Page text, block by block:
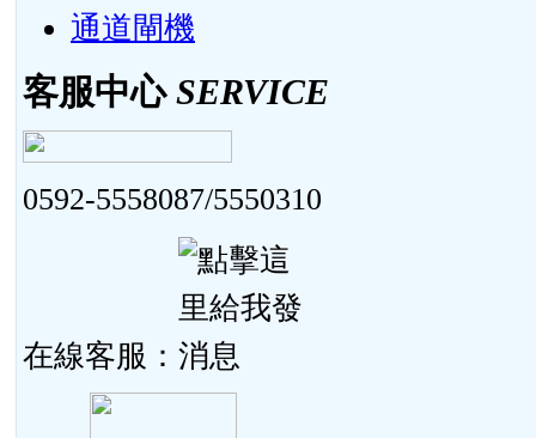
通道閘機
客服中心 SERVICE
0592-5558087/5550310
在線客服：